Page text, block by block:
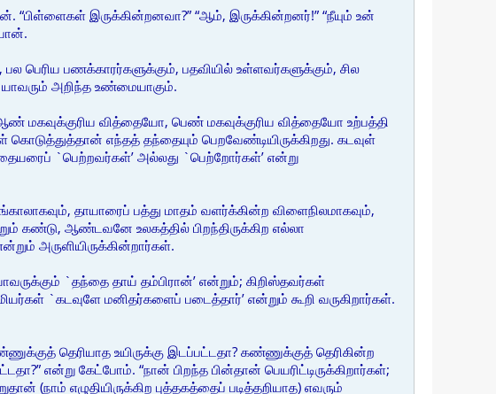
“பிள்ளைகள் இருக்கின்றனவா?” “ஆம், இருக்கின்றனர்!” “நீயும் உன்
பெரிய பணக்காரர்களுக்கும், பதவியில் உள்ளவர்களுக்கும், சில
யாவரும் அறிந்த உண்மையாகும்.
வித்தையோ, பெண் மகவுக்குரிய வித்தையோ உற்பத்தி
எந்தத் தந்தையும் பெறவேண்டியிருக்கிறது. கடவுள்
`பெற்றவர்கள்’ அல்லது `பெற்றோர்கள்’ என்று
தாயாரைப் பத்து மாதம் வளர்க்கின்ற விளைநிலமாகவும்,
கண்டு, ஆண்டவனே உலகத்தில் பிறந்திருக்கிற எல்லா
அருளியிருக்கின்றார்கள்.
`தந்தை தாய் தம்பிரான்’ என்றும்; கிறிஸ்தவர்கள்
`கடவுளே மனிதர்களைப் படைத்தார்’ என்றும் கூறி வருகிறார்கள்.
தெரியாத உயிருக்கு இடப்பட்டதா? கண்ணுக்குத் தெரிகின்ற
என்று கேட்போம். “நான் பிறந்த பின்தான் பெயரிட்டிருக்கிறார்கள்;
(நாம் எழுதியிருக்கிற புத்தகத்தைப் படித்தறியாத) எவரும்